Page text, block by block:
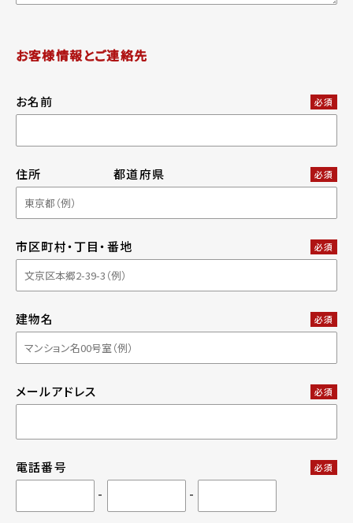
お客様情報とご連絡先
お名前 必須
住所 都道府県 必須
市区町村・丁目・番地 必須
建物名 必須
メールアドレス 必須
電話番号 必須
- -